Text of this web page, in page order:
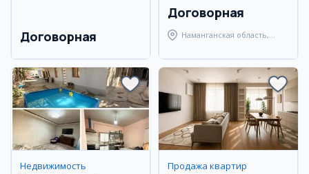
Договорная
Договорная
Наманганская область,
Недвижимость Продажа квартир